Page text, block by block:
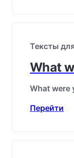
Тексты
What
What were
Перейти